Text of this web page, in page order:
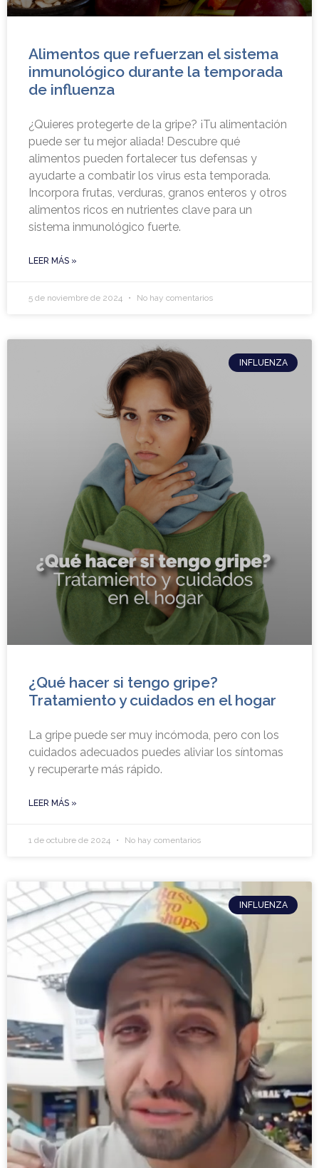
Alimentos que refuerzan el sistema
inmunológico durante la temporada
de influenza
¿Quieres protegerte de la gripe? ¡Tu alimentación
puede ser tu mejor aliada! Descubre qué
alimentos pueden fortalecer tus defensas y
ayudarte a combatir los virus esta temporada.
Incorpora frutas, verduras, granos enteros y otros
alimentos ricos en nutrientes clave para un
sistema inmunológico fuerte.
LEER MÁS »
5 de noviembre de 2024 No hay comentarios
INFLUENZA
¿Qué hacer si tengo gripe?
Tratamiento y cuidados en el hogar
La gripe puede ser muy incómoda, pero con los
cuidados adecuados puedes aliviar los síntomas
y recuperarte más rápido.
LEER MÁS »
1 de octubre de 2024 No hay comentarios
INFLUENZA